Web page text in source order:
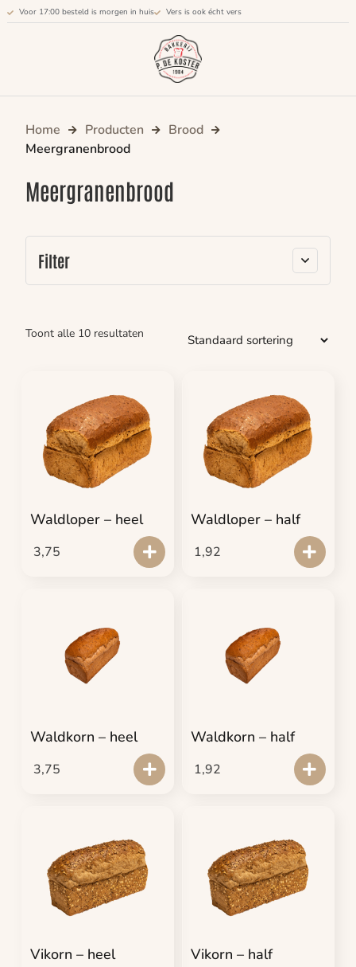
Voor 17:00 besteld is morgen in huis Vers is ook écht vers
Home Producten
Brood
Meergranenbrood
Meergranenbrood
Filter
Toont alle 10 resultaten
Waldloper – heel
3,75
Waldloper – half
1,92
Waldkorn – heel
3,75
Waldkorn – half
1,92
Vikorn – heel Vikorn – half